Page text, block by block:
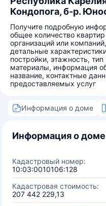
Кондопога, б-р.
Получите подробную
общее количество
организаций или
детальные
постройки, этажность,
материалы, информация
название, контактные
предоставляемых услуг
Информация о доме
Информация о доме
Кадастровый номер:
10:03:0010106:128
Кадастровая стоимость:
207 442 229,13